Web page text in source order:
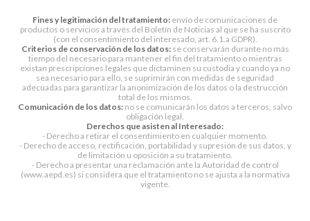
Fines y legitimación del tratamiento: envío de comunicaciones de
productos o servicios a través del Boletín de Noticias al que se ha suscrito
(con el consentimiento del interesado, art. 6.1.a GDPR).
Criterios de conservación de los datos:se conservarán durante no más
tiempo del necesario para mantener el fin del tratamiento o mientras
existan prescripciones legales que dictaminen su custodia y cuando ya no
sea necesario para ello, se suprimirán con medidas de seguridad
adecuadas para garantizar la anonimización de los datos o la destrucción
total de los mismos.
Comunicación de los datos: no se comunicarán los datos a terceros, salvo
obligación legal.
Derechos que asisten al Interesado:
- Derecho a retirar el consentimiento en cualquier momento.
- Derecho de acceso, rectificación, portabilidad y supresión de sus datos, y
de limitación u oposición a su tratamiento.
- Derecho a presentar una reclamación ante la Autoridad de control
(www.aepd.es) si considera que el tratamiento no se ajusta a la normativa
vigente.